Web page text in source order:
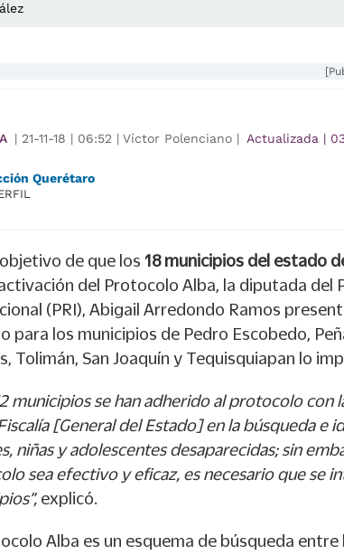
| 21-11-18 | 06:52 | Víctor Polenciano | Actualizada |
Querétaro
de que los 18 municipios del estado
del Protocolo Alba, la diputada del
(PRI), Abigail Arredondo Ramos
para los municipios de Pedro Escobedo,
Tolimán, San Joaquín y Tequisquiapan lo
municipios se han adherido al protocolo con
[General del Estado] en la búsqueda e
niñas y adolescentes desaparecidas; sin
sea efectivo y eficaz, es necesario que se
explicó.
Alba es un esquema de búsqueda